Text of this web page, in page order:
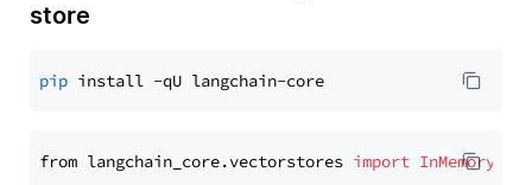
store
pip
from langchain_core.vectorstores import